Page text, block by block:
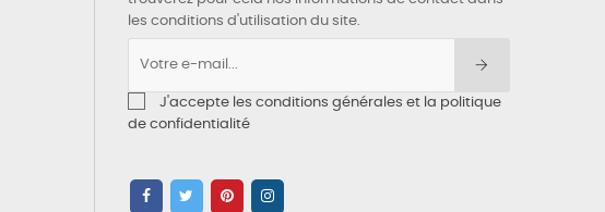
les conditions d'utilisation du site.
J'accepte les conditions générales et la politique
de confidentialité